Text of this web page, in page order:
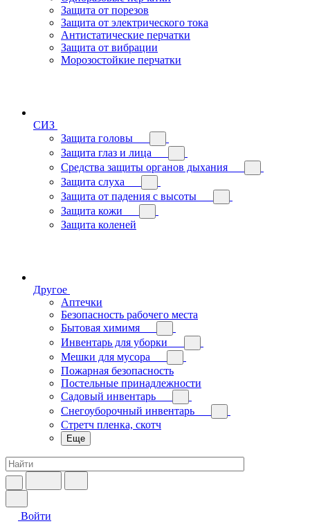
Защита от порезов
Защита от электрического тока
Антистатические перчатки
Защита от вибрации
Морозостойкие перчатки
СИЗ
Защита головы
Защита глаз и лица
Средства защиты органов дыхания
Защита слуха
Защита от падения с высоты
Защита кожи
Защита коленей
Другое
Аптечки
Безопасность рабочего места
Бытовая химимя
Инвентарь для уборки
Мешки для мусора
Пожарная безопасность
Постельные принадлежности
Садовый инвентарь
Снегоуборочный инвентарь
Стретч пленка, скотч
Еще
Войти